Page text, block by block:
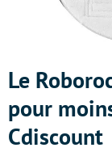
Le
pour
Cdiscount